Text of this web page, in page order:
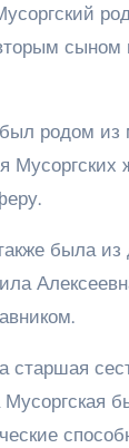
сыном
родом из
Мусоргских
была
старшая